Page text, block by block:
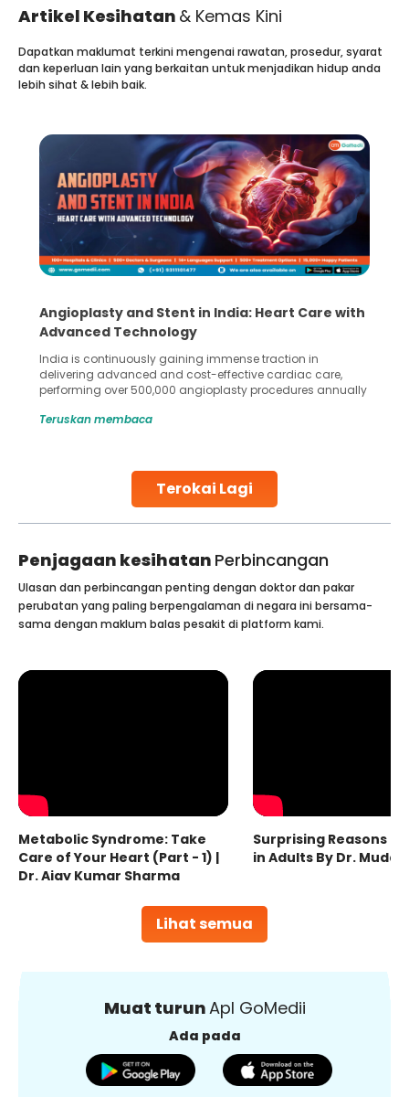
Artikel Kesihatan & Kemas Kini
Terokai Lagi
Dapatkan maklumat terkini mengenai rawatan, prosedur, syarat
dan keperluan lain yang berkaitan untuk menjadikan hidup anda
lebih sihat & lebih baik.
5 Essential Steps for Effective Human Sperm
Collection and Processing Methods
Human sperm collection and processing are critical steps
in advanced reproductive techniques like In Vitro
Fertilization (IVF) and intrauterine insemination (IUI). These
challenges and help couples achieve their dream of
collected, they process the
Teruskan membaca
Penjagaan kesihatan Perbincangan
Lihat semua
Ulasan dan perbincangan penting dengan doktor dan pakar
perubatan yang paling berpengalaman di negara ini bersama-
sama dengan maklum balas pesakit di platform kami.
Metabolic Syndrome: Take
Care of Your Heart (Part - 1) |
Dr. Ajay Kumar Sharma
Surprising Reasons
in Adults By Dr.
Muat turunApl GoMedii
Ada pada